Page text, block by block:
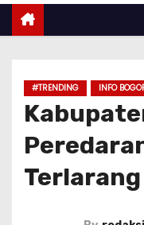
#TRENDING INFO
Terlarang